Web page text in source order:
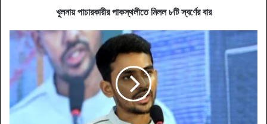
খুলনায় পাচারকারীর পাকস্থলীতে মিলল ৮টি স্বর্ণের বার
চূড়ান্ত
হুঁশিয়ারি
দিলেন
আসিফ
মাহমুদ